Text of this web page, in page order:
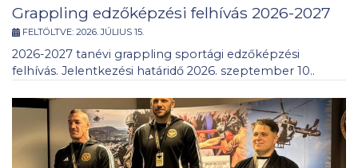
Grappling edzőképzési felhívás 2026-2027
FELTÖLTVE: 2026. JÚLIUS 15.
2026-2027 tanévi grappling sportági edzőképzési
felhívás. Jelentkezési határidő 2026. szeptember 10..